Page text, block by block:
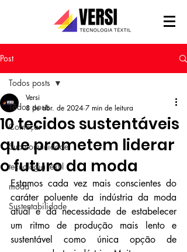
Post
Todos posts
Começar
Sua comunidade
tecnologia têxtil
moda
Sustentabilidade
Todos posts
10 tecidos sustentáveis ​​
que prometem liderar
o futuro da moda
Versi
8 de abr. de 2024 7 min de leitura
Estamos cada vez mais conscientes do
caráter poluente da indústria da moda
atual e da necessidade de estabelecer
um ritmo de produção mais lento e
sustentável como única opção de